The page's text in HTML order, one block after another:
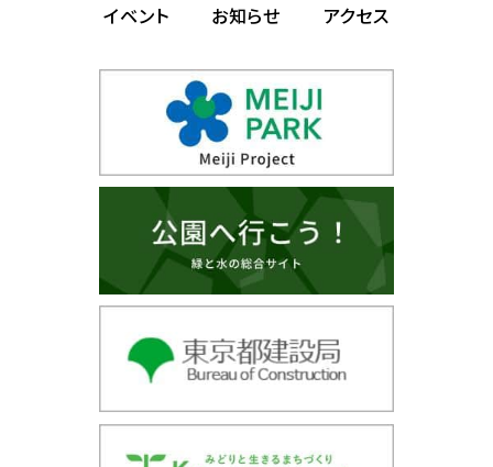
イベント
お知らせ アクセス